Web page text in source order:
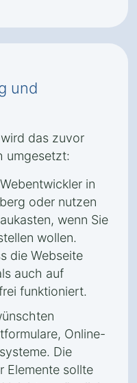
und
das zuvor
umgesetzt:
in
oder nutzen
wenn Sie
wollen.
die Webseite
auch auf
funktioniert.
Online-
Die
Elemente sollte